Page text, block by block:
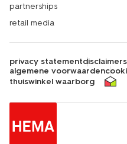
partnerships
retail media
privacy statementdisclaimer
algemene voorwaarden
thuiswinkel waarborg